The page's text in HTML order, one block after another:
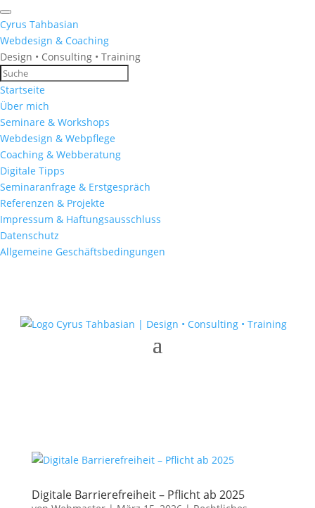
Cyrus Tahbasian
Webdesign & Coaching
Design • Consulting • Training
Startseite
Über mich
Seminare & Workshops
Webdesign & Webpflege
Coaching & Webberatung
Digitale Tipps
Seminaranfrage & Erstgespräch
Referenzen & Projekte
Impressum & Haftungsausschluss
Datenschutz
Allgemeine Geschäftsbedingungen
Digitale Barrierefreiheit – Pflicht ab 2025